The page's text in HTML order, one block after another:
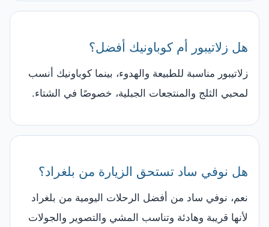
هل زلاتيبور أم كوباونيك أفضل؟
زلاتيبور مناسبة للطبيعة والهدوء، بينما كوباونيك أنسب
لمحبي الثلج والمنتجعات الجبلية، خصوصًا في الشتاء.
هل نوفي ساد تستحق الزيارة من بلغراد؟
نعم، نوفي ساد من أفضل الرحلات اليومية من بلغراد
لأنها قريبة وهادئة وتناسب المشي والتصوير والجولات